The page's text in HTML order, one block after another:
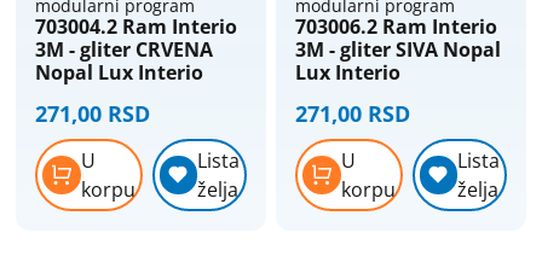
modularni program
703004.2 Ram Interio
3M - gliter CRVENA
Nopal Lux Interio
271,00 RSD
U
korpu
Lista
želja
modularni program
703006.2 Ram Interio
3M - gliter SIVA Nopal
Lux Interio
271,00 RSD
U
korpu
Lista
želja